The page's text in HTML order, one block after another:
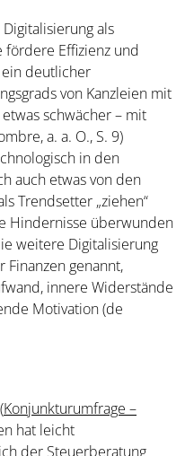
als
fördere Effizienz und
ein deutlicher
von Kanzleien mit
schwächer – mit
a. a. O., S. 9)
in den
auch etwas von den
Trendsetter „ziehen“
Hindernisse überwunden
weitere Digitalisierung
genannt,
innere Widerstände
Motivation (de
Konjunkturumfrage –
hat leicht
der Steuerberatung